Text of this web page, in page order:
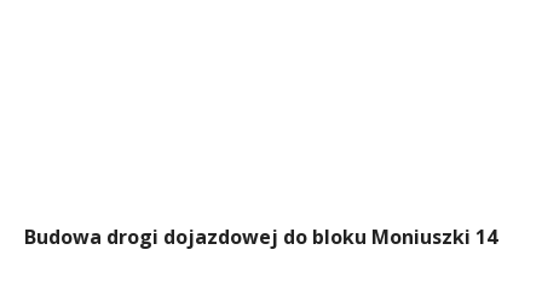
Budowa drogi dojazdowej do bloku Moniuszki 14